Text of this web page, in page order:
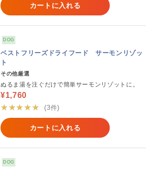
カートに入れる
DOG
ベストフリーズドライフード サーモンリゾッ
ト
その他厳選
ぬるま湯を注ぐだけで簡単サーモンリゾットに。
¥1,760
★★★★★
(3件)
カートに入れる
DOG